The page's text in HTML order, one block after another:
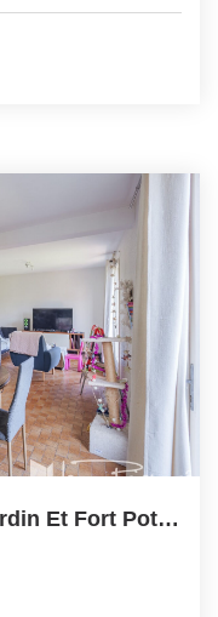
Maison Individuelle Avec Jardin Et Fort Potentiel Dans Le...